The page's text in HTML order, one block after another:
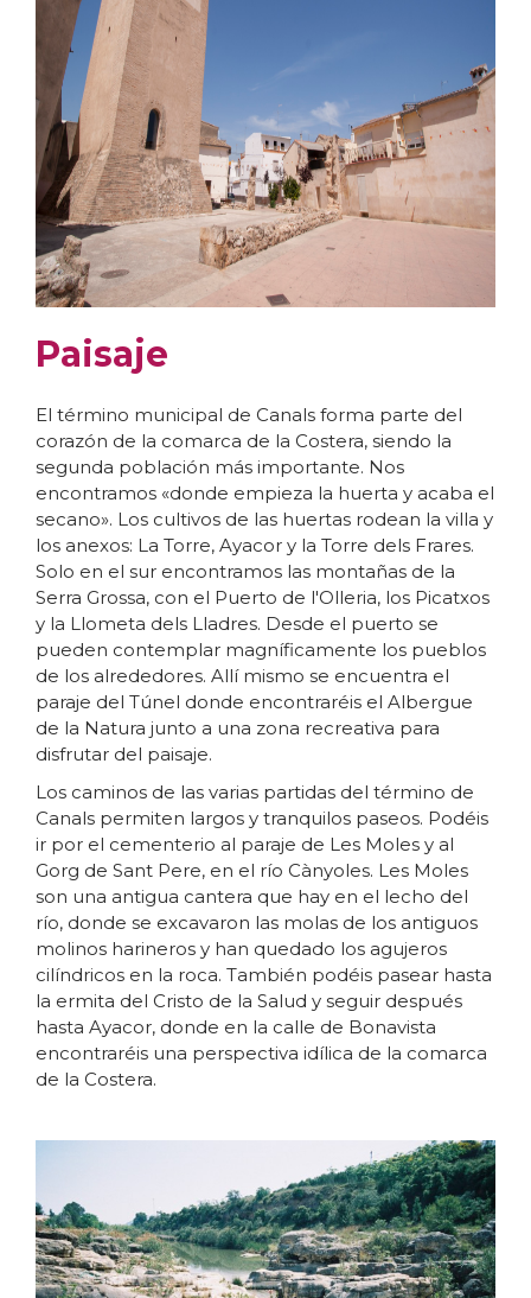
Paisaje
El término municipal de Canals forma parte del
corazón de la comarca de la Costera, siendo la
segunda población más importante. Nos
encontramos «donde empieza la huerta y acaba el
secano». Los cultivos de las huertas rodean la villa y
los anexos: La Torre, Ayacor y la Torre dels Frares.
Solo en el sur encontramos las montañas de la
Serra Grossa, con el Puerto de l'Olleria, los Picatxos
y la Llometa dels Lladres. Desde el puerto se
pueden contemplar magníficamente los pueblos
de los alrededores. Allí mismo se encuentra el
paraje del Túnel donde encontraréis el Albergue
de la Natura junto a una zona recreativa para
disfrutar del paisaje.
Los caminos de las varias partidas del término de
Canals permiten largos y tranquilos paseos. Podéis
ir por el cementerio al paraje de Les Moles y al
Gorg de Sant Pere, en el río Cànyoles. Les Moles
son una antigua cantera que hay en el lecho del
río, donde se excavaron las molas de los antiguos
molinos harineros y han quedado los agujeros
cilíndricos en la roca. También podéis pasear hasta
la ermita del Cristo de la Salud y seguir después
hasta Ayacor, donde en la calle de Bonavista
encontraréis una perspectiva idílica de la comarca
de la Costera.